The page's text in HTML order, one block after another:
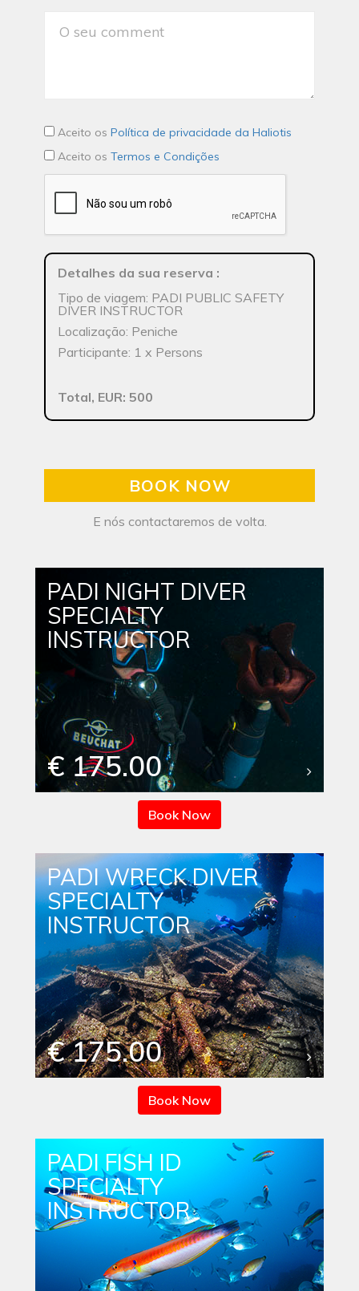
Aceito os Política de privacidade da Haliotis
Aceito os Termos e Condições
Detalhes da sua reserva :
Tipo de viagem: PADI PUBLIC SAFETY
DIVER INSTRUCTOR
Localização: Peniche
Participante: 1 x Persons
Total, EUR: 500
BOOK NOW
E nós contactaremos de volta.
PADI NIGHT DIVER
SPECIALTY
INSTRUCTOR
€ 175.00
Book Now
PADI WRECK DIVER
SPECIALTY
INSTRUCTOR
€ 175.00
Book Now
PADI FISH ID
SPECIALTY
INSTRUCTOR